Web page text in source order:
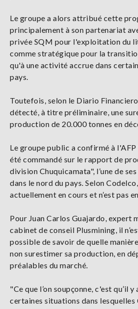
Le groupe a alors attribué cette
principalement à son partenariat
privée SQM pour l'exploitation du
comme stratégique pour la
qu'à une activité accrue dans
pays.
Toutefois, selon le Diario
détecté, à titre préliminaire, une
production de 20.000 tonnes en
Le groupe public a confirmé à l'AFP
été commandé sur le rapport de
division Chuquicamata", l’une de
dans le nord du pays. Selon
actuellement en cours et n’est pas
Pour Juan Carlos Guajardo, expert
cabinet de conseil Plusmining, il
possible de savoir de quelle
non surestimer sa production, en
préalables du marché.
"Ce que l’on soupçonne, c'est qu’il
certaines situations dans lesquelles